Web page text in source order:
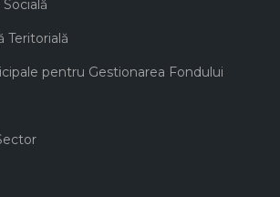
Teritorială
pentru Gestionarea Fondului